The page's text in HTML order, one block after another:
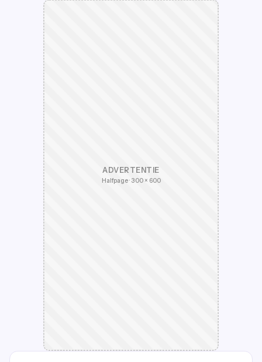
ADVERTENTIE
Halfpage · 300 × 600